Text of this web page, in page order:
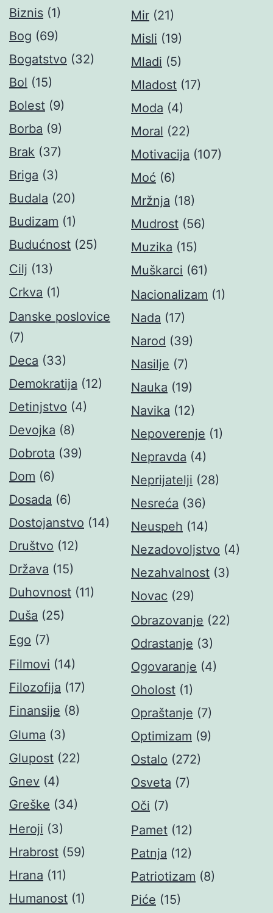
Biznis (1)
Bog (69)
Bogatstvo (32)
Bol (15)
Bolest (9)
Borba (9)
Brak (37)
Briga (3)
Budala (20)
Budizam (1)
Budućnost (25)
Cilj (13)
Crkva (1)
Danske poslovice
(7)
Deca (33)
Demokratija (12)
Detinjstvo (4)
Devojka (8)
Dobrota (39)
Dom (6)
Dosada (6)
Dostojanstvo (14)
Društvo (12)
Država (15)
Duhovnost (11)
Duša (25)
Ego (7)
Filmovi (14)
Filozofija (17)
Finansije (8)
Gluma (3)
Glupost (22)
Gnev (4)
Greške (34)
Heroji (3)
Hrabrost (59)
Hrana (11)
Humanost (1)
Mir (21)
Misli (19)
Mladi (5)
Mladost (17)
Moda (4)
Moral (22)
Motivacija (107)
Moć (6)
Mržnja (18)
Mudrost (56)
Muzika (15)
Muškarci (61)
Nacionalizam (1)
Nada (17)
Narod (39)
Nasilje (7)
Nauka (19)
Navika (12)
Nepoverenje (1)
Nepravda (4)
Neprijatelji (28)
Nesreća (36)
Neuspeh (14)
Nezadovoljstvo (4)
Nezahvalnost (3)
Novac (29)
Obrazovanje (22)
Odrastanje (3)
Ogovaranje (4)
Oholost (1)
Opraštanje (7)
Optimizam (9)
Ostalo (272)
Osveta (7)
Oči (7)
Pamet (12)
Patnja (12)
Patriotizam (8)
Piće (15)